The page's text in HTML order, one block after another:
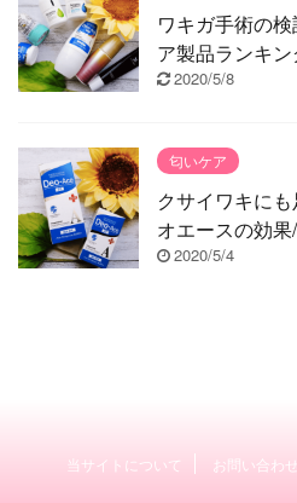
ワキガ手術の
ア製品ランキ
2020/5/8
匂いケア
クサイワキに
オエースの効
2020/5/4
当サイトについて お問い合わせ